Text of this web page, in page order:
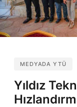
MEDYADA YTÜ
Yıldız